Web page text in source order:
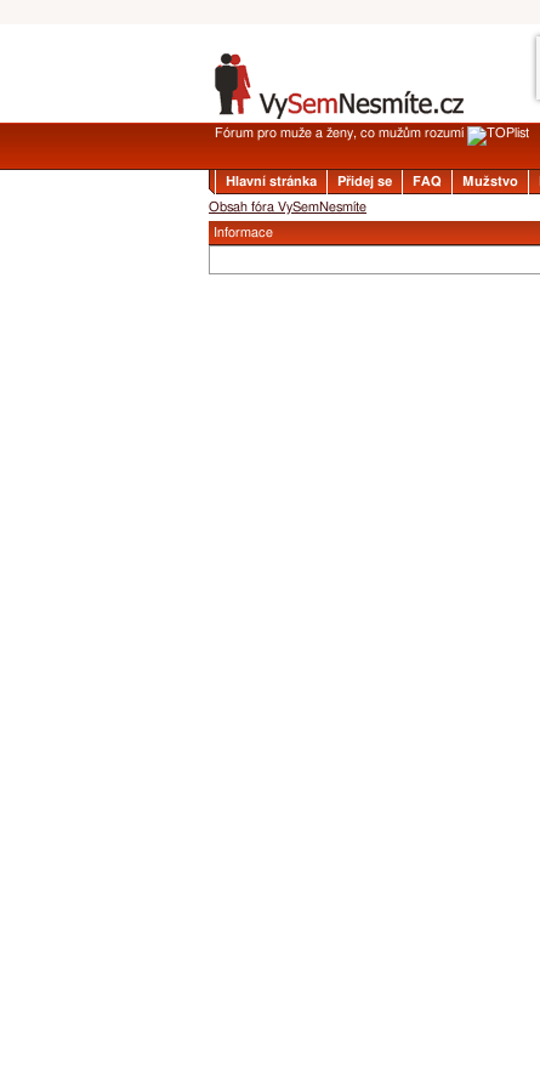
Fórum pro muže a ženy, co mužům rozumí
Hlavní stránka Přidej se FAQ Mužstvo
Obsah fóra VySemNesmíte
Informace